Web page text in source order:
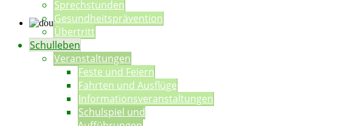
Sprechstunden
Gesundheitsprävention
Übertritt
Schulleben
Veranstaltungen
Feste und Feiern
Fahrten und Ausflüge
Informationsveranstaltungen
Schulspiel und